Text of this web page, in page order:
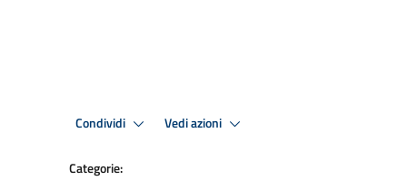
Condividi Vedi azioni
Categorie: